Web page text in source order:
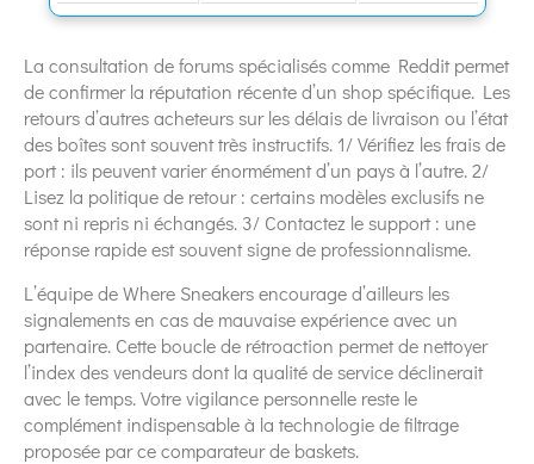
La consultation de forums spécialisés comme Reddit permet
de confirmer la réputation récente d’un shop spécifique. Les
retours d’autres acheteurs sur les délais de livraison ou l’état
des boîtes sont souvent très instructifs. 1/ Vérifiez les frais de
port : ils peuvent varier énormément d’un pays à l’autre. 2/
Lisez la politique de retour : certains modèles exclusifs ne
sont ni repris ni échangés. 3/ Contactez le support : une
réponse rapide est souvent signe de professionnalisme.
L’équipe de Where Sneakers encourage d’ailleurs les
signalements en cas de mauvaise expérience avec un
partenaire. Cette boucle de rétroaction permet de nettoyer
l’index des vendeurs dont la qualité de service déclinerait
avec le temps. Votre vigilance personnelle reste le
complément indispensable à la technologie de filtrage
proposée par ce comparateur de baskets.